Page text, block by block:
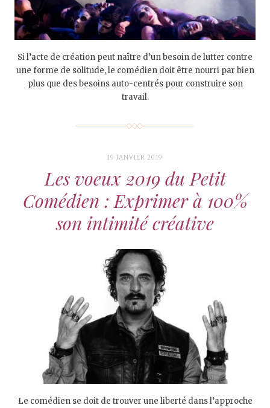
Si l’acte de création peut naître d’un besoin de lutter contre
une forme de solitude, le comédien doit être nourri par bien
plus que des besoins auto-centrés pour construire son
travail.
19 JANVIER 2019
Les voeux 2019 du Petit
Comédien : Exprimer à 100%
son intimité créative
Le comédien se doit de trouver une liberté dans l’approche